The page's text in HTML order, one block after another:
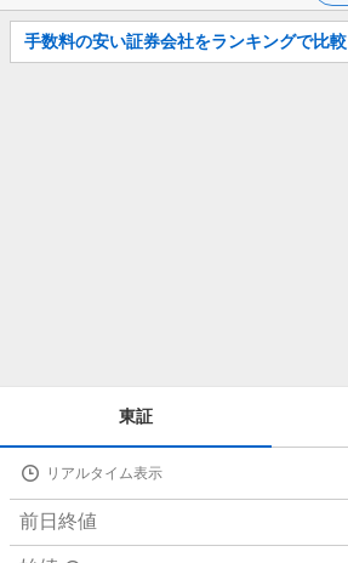
お
知
手数料の安い証券会社をランキングで比較
詳
値
東証
リアルタイム表示
前日終値